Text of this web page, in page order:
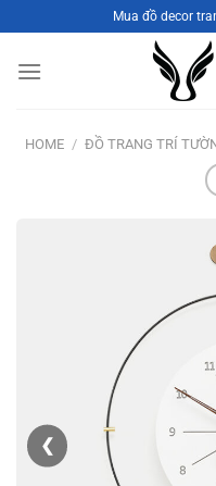
qua
nội
Mua đồ decor
HOME / ĐỒ TRANG TRÍ
❮